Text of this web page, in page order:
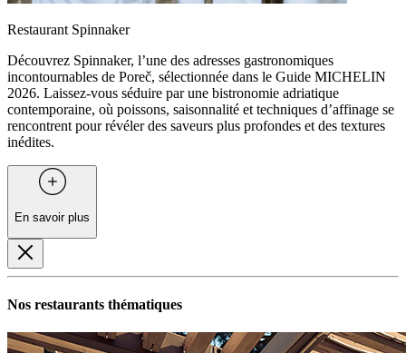
Restaurant Spinnaker
Découvrez Spinnaker, l’une des adresses gastronomiques
incontournables de Poreč, sélectionnée dans le Guide MICHELIN
2026. Laissez-vous séduire par une bistronomie adriatique
contemporaine, où poissons, saisonnalité et techniques d’affinage se
rencontrent pour révéler des saveurs plus profondes et des textures
inédites.
En savoir plus
Nos restaurants thématiques